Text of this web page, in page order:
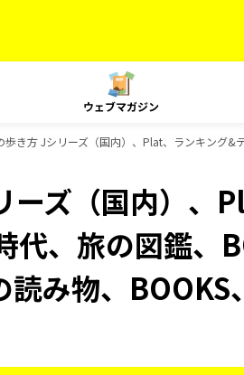
ウェブマガジン
歩き方 Jシリーズ（国内）、Plat、ランキング&
ーズ（国内）、
代、旅の図鑑、
読み物、